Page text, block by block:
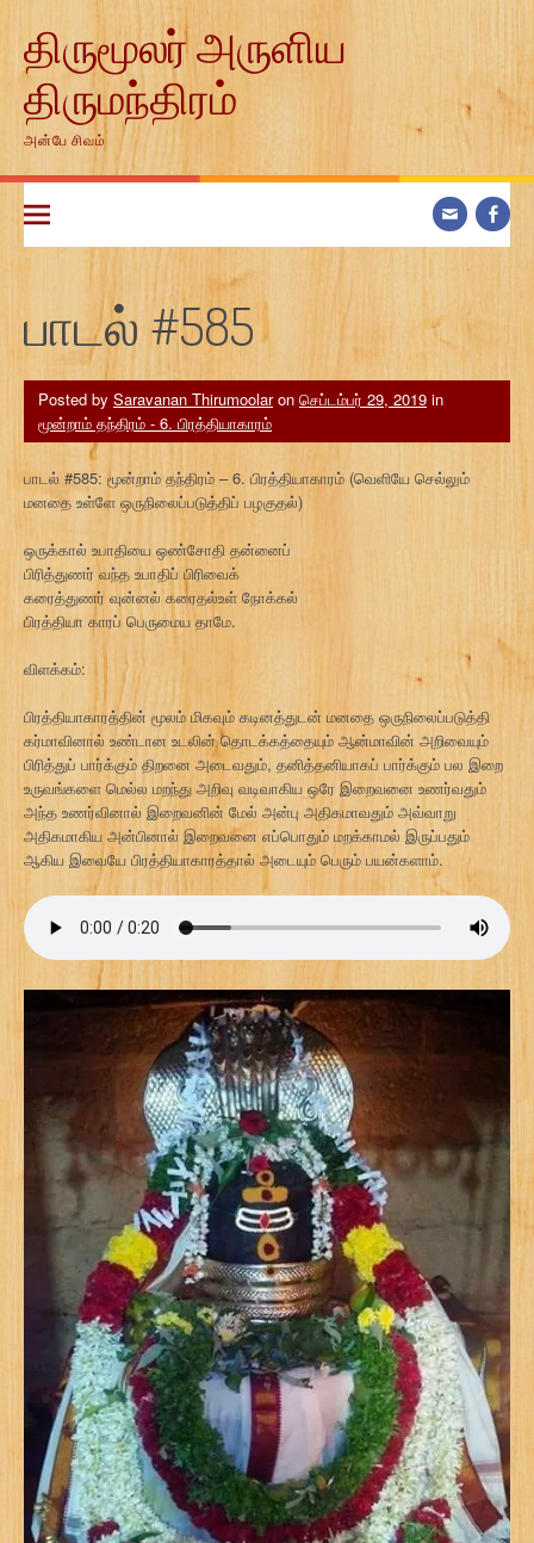
contentதிருமூலர் அருளிய
திருமந்திரம்
அன்பே சிவம்
பாடல் #585
Posted by Saravanan Thirumoolaron செப்டம்பர் 29, 2019 in
மூன்றாம் தந்திரம் - 6. பிரத்தியாகாரம்
பாடல் #585: மூன்றாம் தந்திரம் – 6. பிரத்தியாகாரம் (வெளியே செல்லும்
மனதை உள்ளே ஒருநிலைப்படுத்திப் பழகுதல்)
ஒருக்கால் உபாதியை ஒண்சோதி தன்னைப்
பிரித்துணர் வந்த உபாதிப் பிரிவைக்
கரைத்துணர் வுன்னல் கரைதல்உள் நோக்கல்
பிரத்தியா காரப் பெருமைய தாமே.
விளக்கம்:
பிரத்தியாகாரத்தின் மூலம் மிகவும் கடினத்துடன் மனதை ஒருநிலைப்படுத்தி
கர்மாவினால் உண்டான உடலின் தொடக்கத்தையும் ஆன்மாவின் அறிவையும்
பிரித்துப் பார்க்கும் திறனை அடைவதும், தனித்தனியாகப் பார்க்கும் பல இறை
உருவங்களை மெல்ல மறந்து அறிவு வடிவாகிய ஒரே இறைவனை உணர்வதும்
அந்த உணர்வினால் இறைவனின் மேல் அன்பு அதிகமாவதும் அவ்வாறு
அதிகமாகிய அன்பினால் இறைவனை எப்பொதும் மறக்காமல் இருப்பதும்
ஆகிய இவையே பிரத்தியாகாரத்தால் அடையும் பெரும் பயன்களாம்.